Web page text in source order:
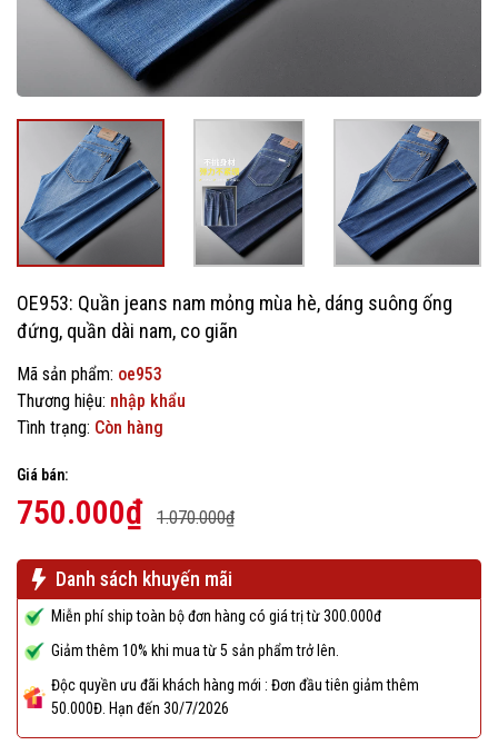
OE953: Quần jeans nam mỏng mùa hè, dáng suông ống
đứng, quần dài nam, co giãn
Mã sản phẩm: oe953
Thương hiệu: nhập khẩu
Tình trạng: Còn hàng
Giá bán:
750.000₫ 1.070.000₫
Danh sách khuyến mãi
Miễn phí ship toàn bộ đơn hàng có giá trị từ 300.000đ
Giảm thêm 10% khi mua từ 5 sản phẩm trở lên.
Độc quyền ưu đãi khách hàng mới : Đơn đầu tiên giảm thêm
50.000Đ. Hạn đến 30/7/2026